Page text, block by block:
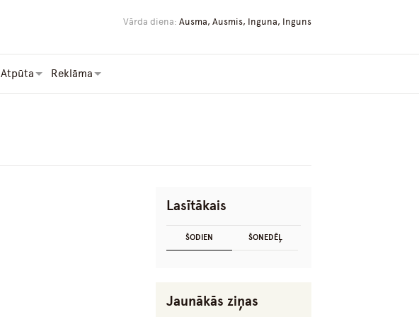
Vārda diena: Ausma, Ausmis, Inguna, Inguns
Atpūta Reklāma
Lasītākais
ŠODIEN ŠONEDĒĻ
Jaunākās ziņas